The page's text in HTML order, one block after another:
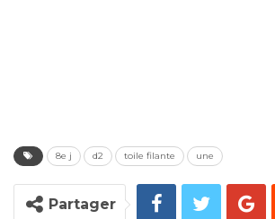
8e j d2 toile filante une
Partager